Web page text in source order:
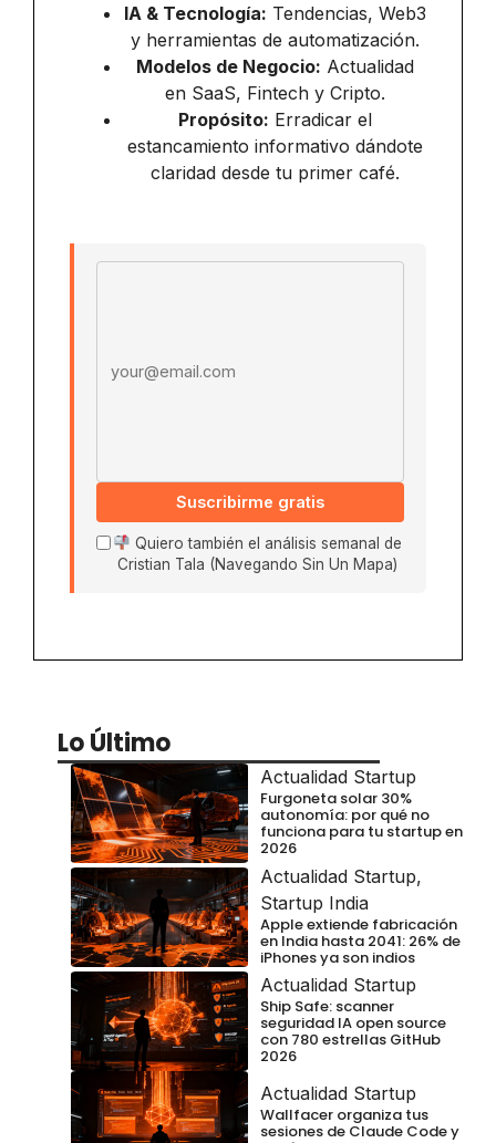
IA & Tecnología: Tendencias, Web3
y herramientas de automatización.
Modelos de Negocio: Actualidad
en SaaS, Fintech y Cripto.
Propósito: Erradicar el
estancamiento informativo dándote
claridad desde tu primer café.
Suscribirme gratis
Quiero también el análisis semanal de
Cristian Tala (Navegando Sin Un Mapa)
Lo Último
Actualidad Startup
Furgoneta solar 30%
autonomía: por qué no
funciona para tu startup en
2026
Actualidad Startup,
Startup India
Apple extiende fabricación
en India hasta 2041: 26% de
iPhones ya son indios
Actualidad Startup
Ship Safe: scanner
seguridad IA open source
con 780 estrellas GitHub
2026
Actualidad Startup
Wallfacer organiza tus
sesiones de Claude Code y